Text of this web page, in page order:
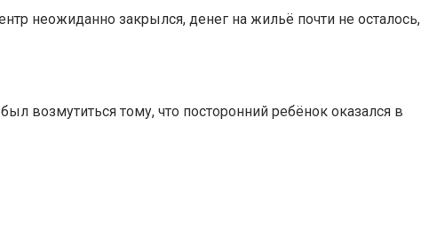
неожиданно закрылся, денег на жильё почти не осталось,
тому, что посторонний ребёнок оказался в